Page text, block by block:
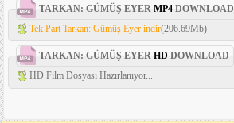
TARKAN: GÜMÜŞ EYER MP4 DOWNLOAD
Tek Part Tarkan: Gümüş Eyer indir(206.69Mb)
TARKAN: GÜMÜŞ EYER HD DOWNLOAD
HD Film Dosyası Hazırlanıyor...